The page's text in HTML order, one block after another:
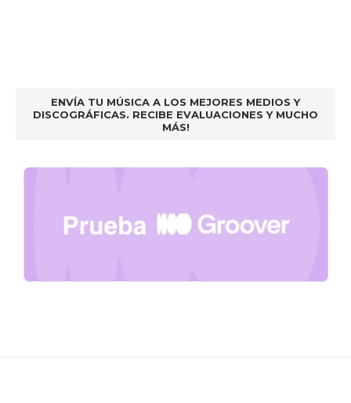
ENVÍA TU MÚSICA A LOS MEJORES MEDIOS Y
DISCOGRÁFICAS. RECIBE EVALUACIONES Y MUCHO
MÁS!